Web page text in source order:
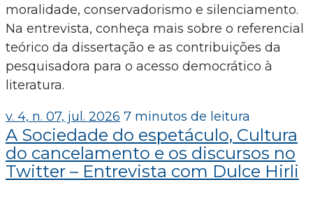
moralidade, conservadorismo e silenciamento.
Na entrevista, conheça mais sobre o referencial
teórico da dissertação e as contribuições da
pesquisadora para o acesso democrático à
literatura.
v. 4, n. 07, jul. 2026 7 minutos de leitura
A Sociedade do espetáculo, Cultura
do cancelamento e os discursos no
Twitter – Entrevista com Dulce Hirli